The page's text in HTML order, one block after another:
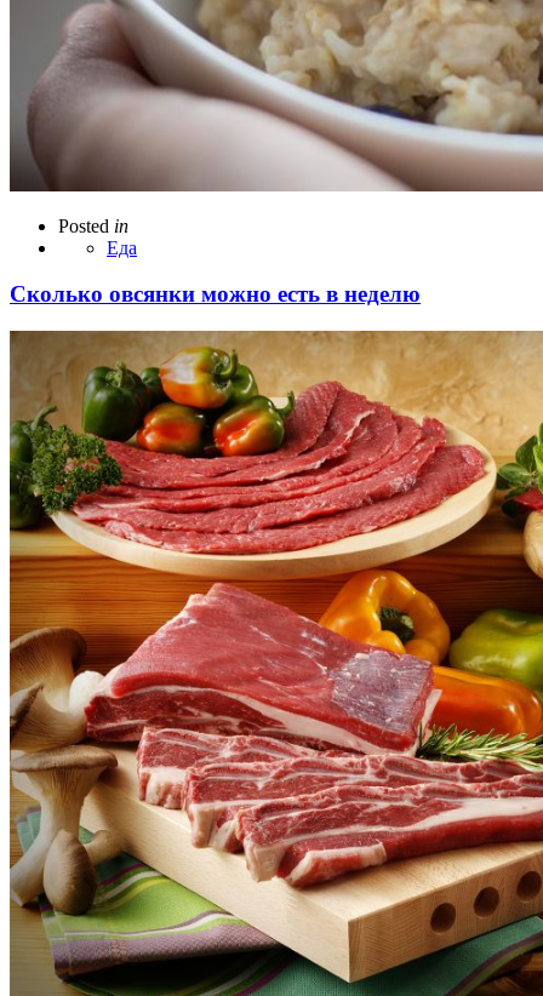
Posted in
Еда
Сколько овсянки можно есть в неделю